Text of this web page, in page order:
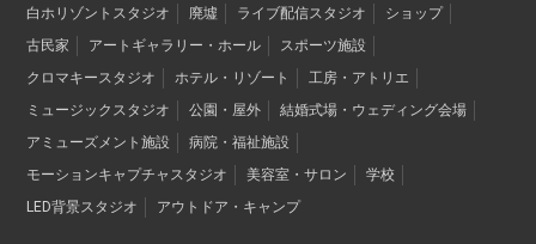
白ホリゾントスタジオ
廃墟 ライブ配信スタジオ
ショップ
古民家
アートギャラリー・ホール
スポーツ施設
クロマキースタジオ
ホテル・リゾート
工房・アトリエ
ミュージックスタジオ
公園・屋外
結婚式場・ウェディング会場
アミューズメント施設
病院・福祉施設
モーションキャプチャスタジオ
美容室・サロン
学校
LED背景スタジオ
アウトドア・キャンプ